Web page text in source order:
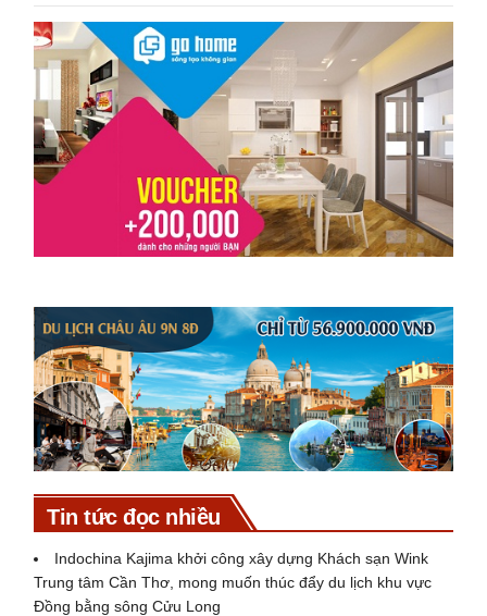
Tin tức đọc nhiều
Indochina Kajima khởi công xây dựng Khách sạn Wink
Trung tâm Cần Thơ, mong muốn thúc đẩy du lịch khu vực
Đồng bằng sông Cửu Long